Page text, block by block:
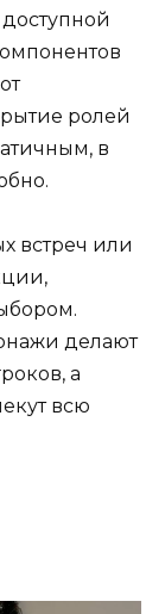
ролей
в
встреч или
делают
а
всю